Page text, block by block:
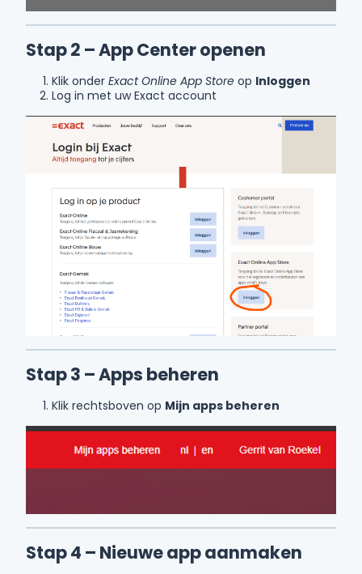
Stap 2 – App Center openen
Klik onder Exact Online App Store op Inloggen
Log in met uw Exact account
Stap 3 – Apps beheren
Klik rechtsboven op Mijn apps beheren
Stap 4 – Nieuwe app aanmaken